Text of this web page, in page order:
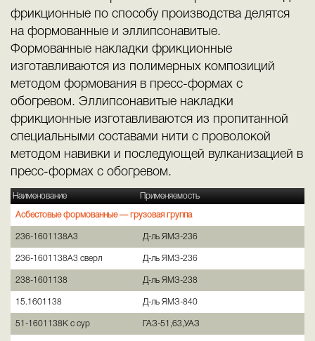
фрикционные по способу производства делятся
на формованные и эллипсонавитые.
Формованные накладки фрикционные
изготавливаются из полимерных композиций
методом формования в пресс-формах с
обогревом. Эллипсонавитые накладки
фрикционные изготавливаются из пропитанной
специальными составами нити с проволокой
методом навивки и последующей вулканизацией в
пресс-формах с обогревом.
Наименование Применяемость
Асбестовые формованные — грузовая группа
236-1601138А3 Д-ль ЯМЗ-236
236-1601138А3 сверл Д-ль ЯМЗ-236
238-1601138 Д-ль ЯМЗ-238
15.1601138 Д-ль ЯМЗ-840
51-1601138К с сур ГАЗ-51,63,УАЗ